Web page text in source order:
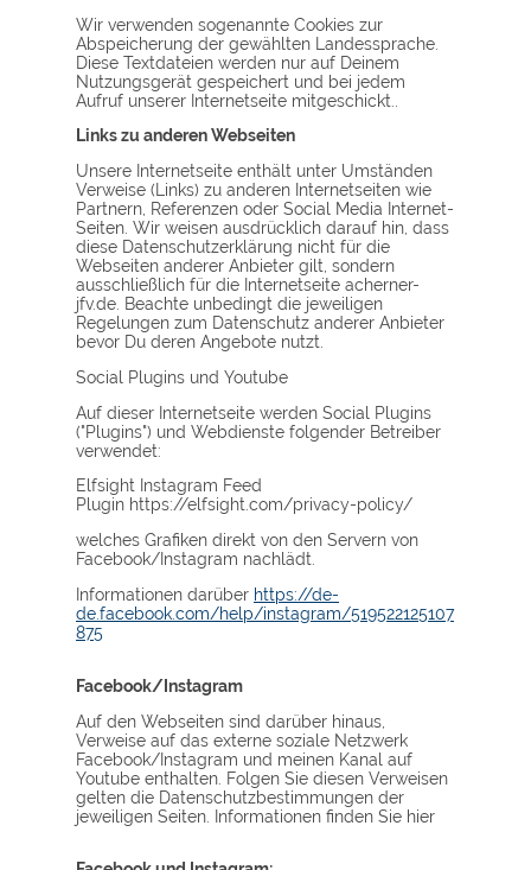
Wir verwenden sogenannte Cookies zur
Abspeicherung der gewählten Landessprache.
Diese Textdateien werden nur auf Deinem
Nutzungsgerät gespeichert und bei jedem
Aufruf unserer Internetseite mitgeschickt..
Links zu anderen Webseiten
Unsere Internetseite enthält unter Umständen
Verweise (Links) zu anderen Internetseiten wie
Partnern, Referenzen oder Social Media Internet-
Seiten. Wir weisen ausdrücklich darauf hin, dass
diese Datenschutzerklärung nicht für die
Webseiten anderer Anbieter gilt, sondern
ausschließlich für die Internetseite acherner-
jfv.de. Beachte unbedingt die jeweiligen
Regelungen zum Datenschutz anderer Anbieter
bevor Du deren Angebote nutzt.
Social Plugins und Youtube
Auf dieser Internetseite werden Social Plugins
("Plugins") und Webdienste folgender Betreiber
verwendet:
Elfsight Instagram Feed
Plugin https://elfsight.com/privacy-policy/
welches Grafiken direkt von den Servern von
Facebook/Instagram nachlädt.
Informationen darüber https://de-
de.facebook.com/help/instagram/519522125107
875
Facebook/Instagram
Auf den Webseiten sind darüber hinaus,
Verweise auf das externe soziale Netzwerk
Facebook/Instagram und meinen Kanal auf
Youtube enthalten. Folgen Sie diesen Verweisen
gelten die Datenschutzbestimmungen der
jeweiligen Seiten. Informationen finden Sie hier